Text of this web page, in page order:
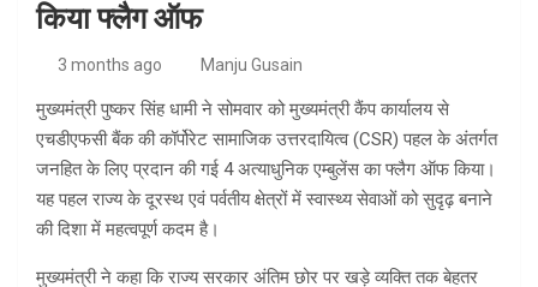
किया फ्लैग ऑफ
3 months ago Manju Gusain
मुख्यमंत्री पुष्कर सिंह धामी ने सोमवार को मुख्यमंत्री कैंप कार्यालय से
एचडीएफसी बैंक की कॉर्पोरेट सामाजिक उत्तरदायित्व (CSR) पहल के अंतर्गत
जनहित के लिए प्रदान की गई 4 अत्याधुनिक एम्बुलेंस का फ्लैग ऑफ किया।
यह पहल राज्य के दूरस्थ एवं पर्वतीय क्षेत्रों में स्वास्थ्य सेवाओं को सुदृढ़ बनाने
की दिशा में महत्वपूर्ण कदम है।
मुख्यमंत्री ने कहा कि राज्य सरकार अंतिम छोर पर खड़े व्यक्ति तक बेहतर